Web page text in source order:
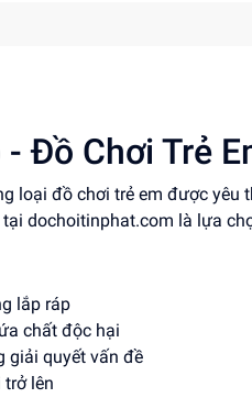
Đồ Chơi Trẻ
loại đồ chơi trẻ em được yêu
dochoitinphat.com là lựa
lắp ráp
chất độc hại
giải quyết vấn đề
trở lên